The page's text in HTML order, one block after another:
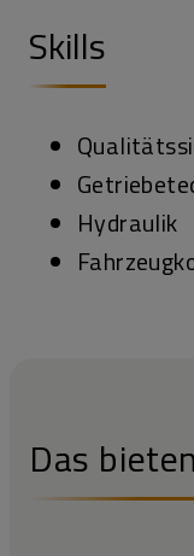
Skills
Hydraulik
Das